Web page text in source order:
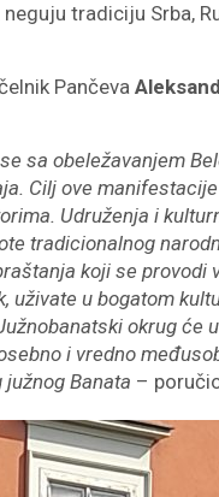
tradiciju Srba,
Pančeva
sa obeležavanjem
Cilj ove
Udruženja i
tradicionalnog
koji se provodi
uživate u bogatom
okrug će
i vredno
južnog Banata –